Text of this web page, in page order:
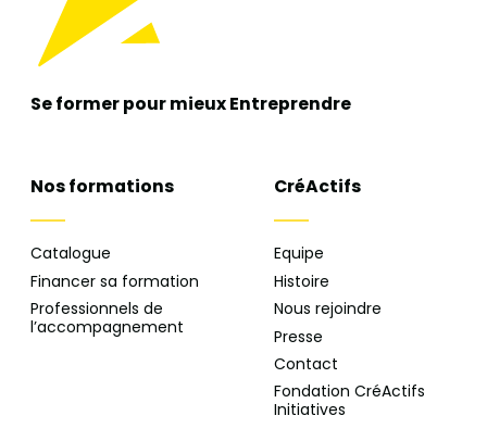
Se former pour mieuxEntreprendre
Nos formations
Catalogue
Financer sa formation
Professionnels de
l’accompagnement
CréActifs
Equipe
Histoire
Nous rejoindre
Presse
Contact
Fondation CréActifs
Initiatives